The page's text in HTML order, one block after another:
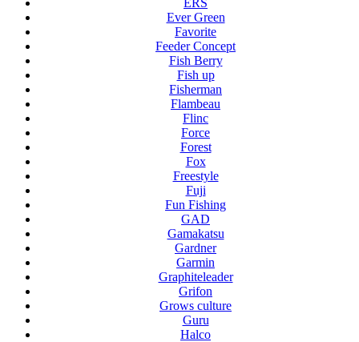
ERS
Ever Green
Favorite
Feeder Concept
Fish Berry
Fish up
Fisherman
Flambeau
Flinc
Force
Forest
Fox
Freestyle
Fuji
Fun Fishing
GAD
Gamakatsu
Gardner
Garmin
Graphiteleader
Grifon
Grows culture
Guru
Halco